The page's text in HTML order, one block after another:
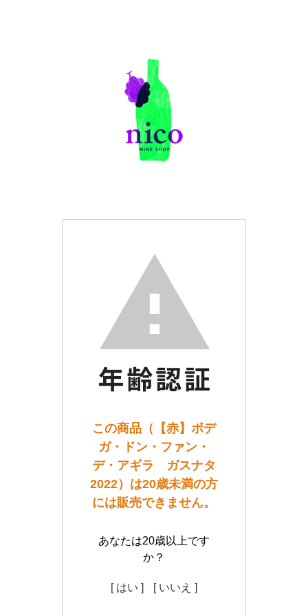
この商品（【赤】ボデ
ガ・ドン・ファン・
デ・アギラ ガスナタ
2022）は20歳未満の方
には販売できません。
あなたは20歳以上です
か？
[ はい ] [ いいえ ]